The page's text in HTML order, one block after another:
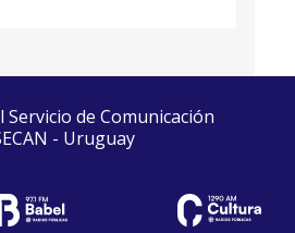
de Comunicación
- Uruguay